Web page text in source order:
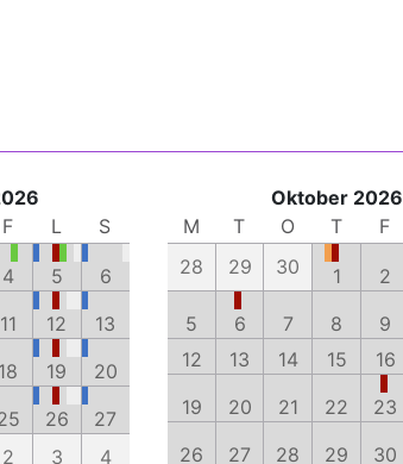
F L
S
4 5
6
11 12
13
18 19
20
26
27
2 3 4
Oktober 2026
M
T O T F
28
29 30 1 2
5
6 7 8 9
12
13 14 15 16
19
20 21 22 23
26
27 28 29 30